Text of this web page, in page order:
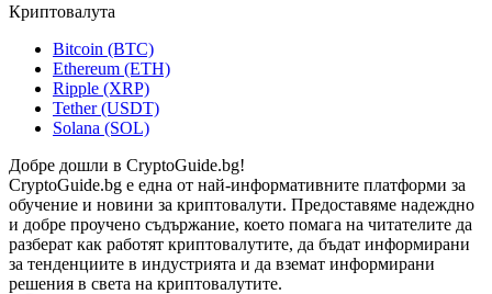
Криптовалута
Bitcoin (BTC)
Ethereum (ETH)
Ripple (XRP)
Tether (USDT)
Solana (SOL)
Добре дошли в CryptoGuide.bg!
CryptoGuide.bg е една от най-информативните платформи за
обучение и новини за криптовалути. Предоставяме надеждно
и добре проучено съдържание, което помага на читателите да
разберат как работят криптовалутите, да бъдат информирани
за тенденциите в индустрията и да вземат информирани
решения в света на криптовалутите.